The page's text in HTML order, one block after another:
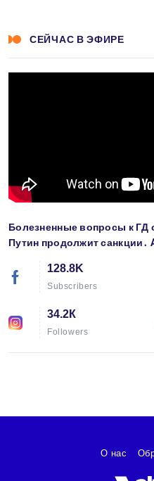
СЕЙЧАС В ЭФИРЕ
Болезненные вопросы к ГД
Путин продолжит санкции․
128.8K
Subscribers
34.2К
Followers
О нас